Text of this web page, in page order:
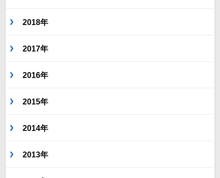
2018年
2017年
2016年
2015年
2014年
2013年